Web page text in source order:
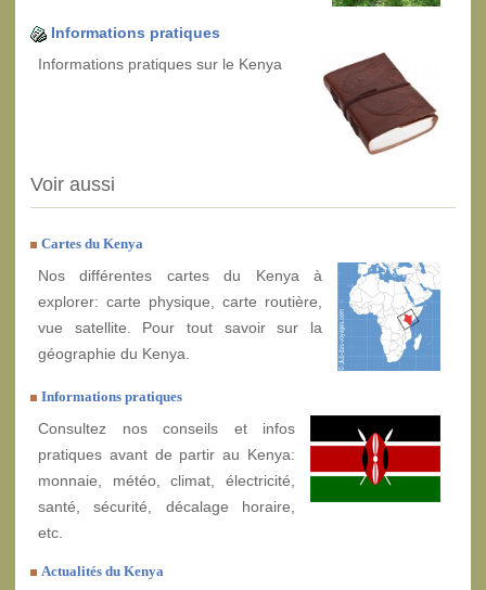
Informations pratiques
Informations pratiques sur le Kenya
Voir aussi
Cartes du Kenya
Nos différentes cartes du Kenya à
explorer: carte physique, carte routière,
vue satellite. Pour tout savoir sur la
géographie du Kenya.
Informations pratiques
Consultez nos conseils et infos
pratiques avant de partir au Kenya:
monnaie, météo, climat, électricité,
santé, sécurité, décalage horaire,
etc.
Actualités du Kenya